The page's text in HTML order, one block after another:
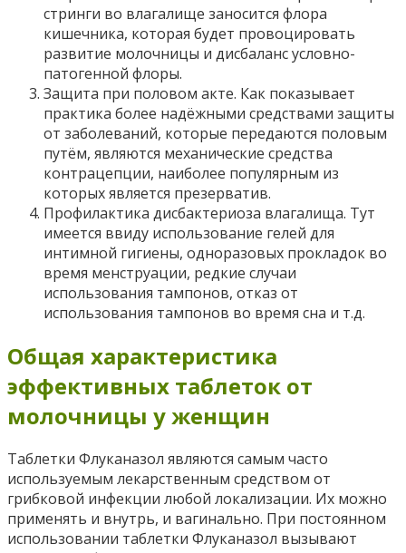
стринги во влагалище заносится флора
кишечника, которая будет провоцировать
развитие молочницы и дисбаланс условно-
патогенной флоры.
Защита при половом акте. Как показывает
практика более надёжными средствами защиты
от заболеваний, которые передаются половым
путём, являются механические средства
контрацепции, наиболее популярным из
которых является презерватив.
Профилактика дисбактериоза влагалища. Тут
имеется ввиду использование гелей для
интимной гигиены, одноразовых прокладок во
время менструации, редкие случаи
использования тампонов, отказ от
использования тампонов во время сна и т.д.
Общая характеристика
эффективных таблеток от
молочницы у женщин
Таблетки Флуканазол являются самым часто
используемым лекарственным средством от
грибковой инфекции любой локализации. Их можно
применять и внутрь, и вагинально. При постоянном
использовании таблетки Флуканазол вызывают